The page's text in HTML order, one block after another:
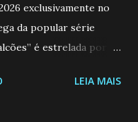
exclusivamente no
da popular série
é estrelada por
seus personagens
LEIA MAIS